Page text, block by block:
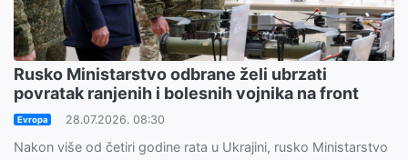
Rusko Ministarstvo odbrane želi ubrzati
povratak ranjenih i bolesnih vojnika na front
Evropa 28.07.2026. 08:30
Nakon više od četiri godine rata u Ukrajini, rusko Ministarstvo